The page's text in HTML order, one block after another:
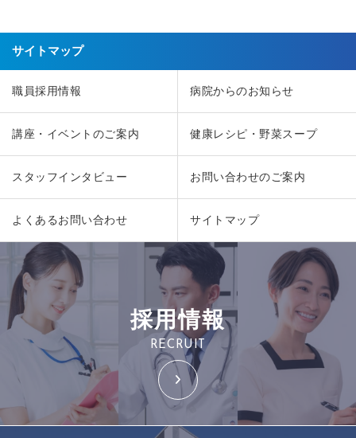
サイトマップ
職員採用情報 病院からのお知らせ
講座・イベントのご案内 健康レシピ・野菜スープ
スタッフインタビュー お問い合わせのご案内
よくあるお問い合わせ サイトマップ
採用情報
RECRUIT